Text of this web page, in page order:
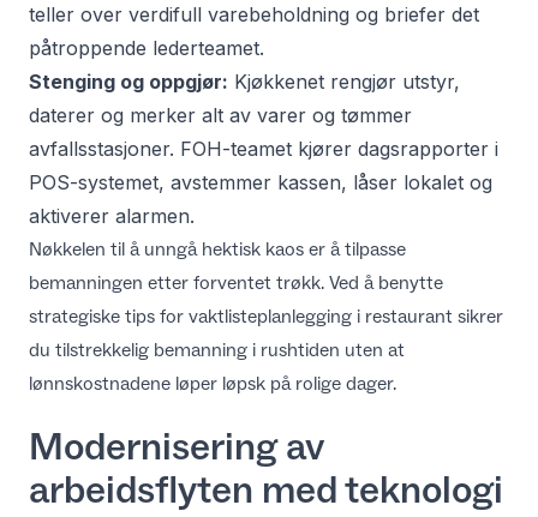
teller over verdifull varebeholdning og briefer det
påtroppende lederteamet.
Stenging og oppgjør: Kjøkkenet rengjør utstyr,
daterer og merker alt av varer og tømmer
avfallsstasjoner. FOH-teamet kjører dagsrapporter i
POS-systemet, avstemmer kassen, låser lokalet og
aktiverer alarmen.
Nøkkelen til å unngå hektisk kaos er å tilpasse
bemanningen etter forventet trøkk. Ved å benytte
strategiske tips for vaktlisteplanlegging i restaurant sikrer
du tilstrekkelig bemanning i rushtiden uten at
lønnskostnadene løper løpsk på rolige dager.
Modernisering av
arbeidsflyten med teknologi